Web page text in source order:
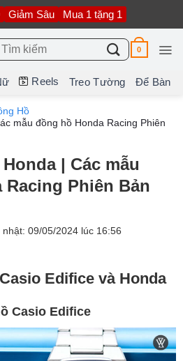
Giảm Sâu Mua 1 tặng 1
0
Reels Treo Tường Để Bàn
Hồ
mẫu đồng hồ Honda Racing Phiên
| Các mẫu
Phiên Bản
nhật: 09/05/2024 lúc 16:56
Edifice và Honda
Casio Edifice